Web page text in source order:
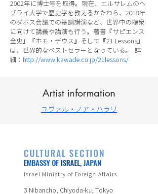
2002年に博士号を取得。現在、エルサレムのヘ
ブライ大学で歴史学を教えるかたわら、2018年
のダボス会議での基調講演など、世界中の聴衆
に向けて講義や講演も行う。著書『サピエンス
全史』『ホモ・デウス』そして『21 Lessons』
は、世界的なベストセラーとなっている。 詳
細：
http://www.kawade.co.jp/21lessons/
Artist information
ユヴァル・ノア・ハラリ
CULTURAL SECTION
EMBASSY OF ISRAEL, JAPAN
Israel Ministry of Foreign Affairs
3 Nibancho, Chiyoda-ku, Tokyo